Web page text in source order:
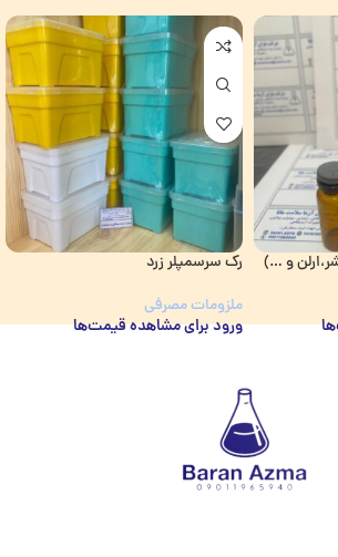
و …)
رک سرسمپلر زرد
ملزومات مصرفی
ورود برای مشاهده قیمت‌ها